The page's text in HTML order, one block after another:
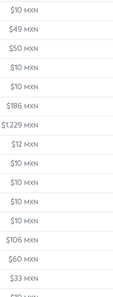
$10 MXN
$49 MXN
$50 MXN
$10 MXN
$10 MXN
$186 MXN
$1,229 MXN
$12 MXN
$10 MXN
$10 MXN
$10 MXN
$10 MXN
$106 MXN
$60 MXN
$33 MXN